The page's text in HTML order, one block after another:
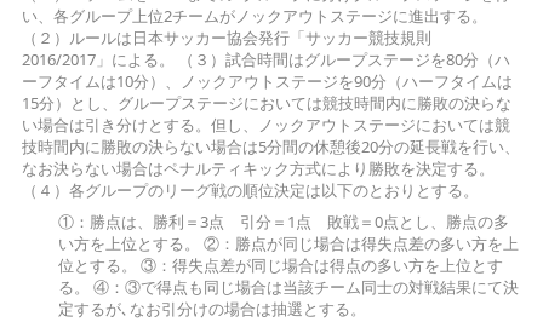
い、各グループ上位2チームがノックアウトステージに進出する。
（２）ルールは日本サッカー協会発行「サッカー競技規則
2016/2017」による。 （３）試合時間はグループステージを80分（ハ
ーフタイムは10分）、ノックアウトステージを90分（ハーフタイムは
15分）とし、グループステージにおいては競技時間内に勝敗の決らな
い場合は引き分けとする。但し、ノックアウトステージにおいては競
技時間内に勝敗の決らない場合は5分間の休憩後20分の延長戦を行い、
なお決らない場合はペナルティキック方式により勝敗を決定する。
（４）各グループのリーグ戦の順位決定は以下のとおりとする。
①：勝点は、勝利＝3点 引分＝1点 敗戦＝0点とし、勝点の多
い方を上位とする。 ②：勝点が同じ場合は得失点差の多い方を上
位とする。 ③：得失点差が同じ場合は得点の多い方を上位とす
る。 ④：③で得点も同じ場合は当該チーム同士の対戦結果にて決
定するが､なお引分けの場合は抽選とする。